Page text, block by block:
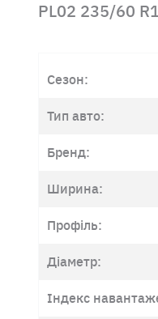
PL02 235/60
Сезон:
Тип авто:
Бренд:
Ширина:
Профіль:
Діаметр:
Індекс